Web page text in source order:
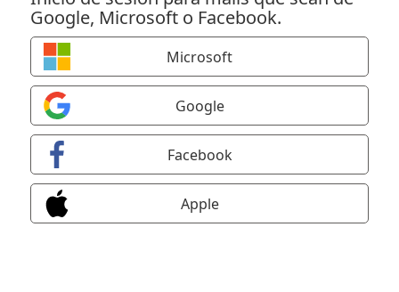
Google, Microsoft o Facebook.
Microsoft
Google
Facebook
Apple